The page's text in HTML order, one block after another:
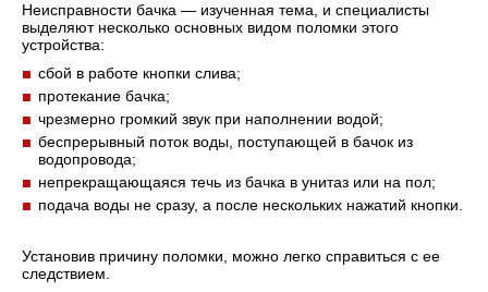
Неисправности бачка — изученная тема, и специалисты
выделяют несколько основных видом поломки этого
устройства:
сбой в работе кнопки слива;
протекание бачка;
чрезмерно громкий звук при наполнении водой;
беспрерывный поток воды, поступающей в бачок из
водопровода;
непрекращающаяся течь из бачка в унитаз или на пол;
подача воды не сразу, а после нескольких нажатий кнопки.
Установив причину поломки, можно легко справиться с ее
следствием.